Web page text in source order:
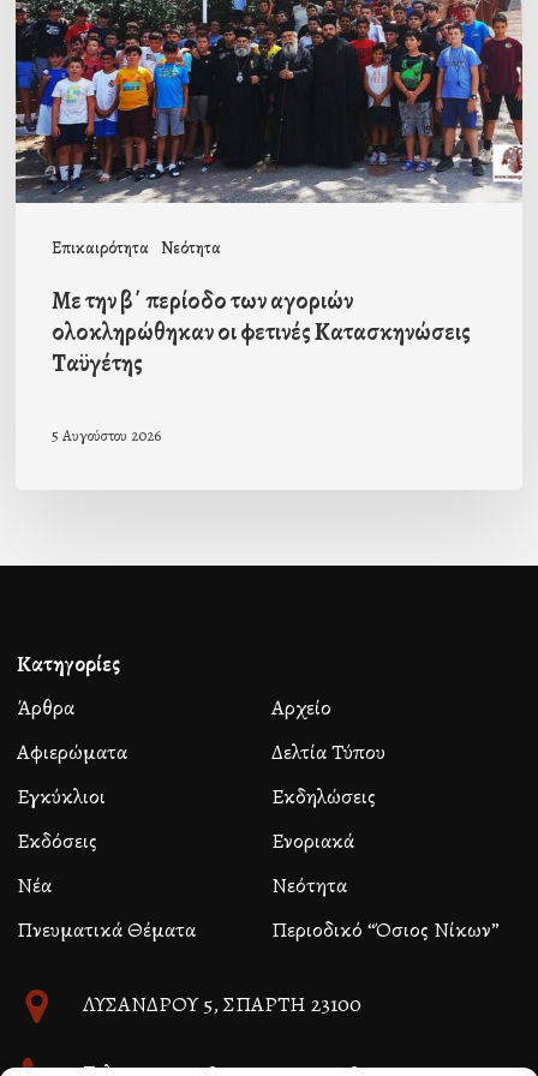
Επικαιρότητα Νεότητα
των
αγοριών
ολοκληρώθηκαν
οι
φετινές
Με την β΄ περίοδο των αγοριών
ολοκληρώθηκαν οι φετινές Κατασκηνώσεις
Ταϋγέτης
5 Αυγούστου 2026
Κατηγορίες
Άρθρα
Αρχείο
Αφιερώματα
Δελτία Τύπου
Εγκύκλιοι
Εκδηλώσεις
Εκδόσεις
Ενοριακά
Νέα
Νεότητα
Πνευματικά Θέματα
Περιοδικό “Όσιος Νίκων”
ΛΥΣΑΝΔΡΟΥ 5, ΣΠΑΡΤΗ 23100